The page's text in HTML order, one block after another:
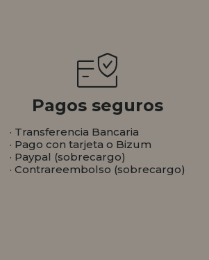
Pagos seguros
· Transferencia Bancaria
· Pago con tarjeta o Bizum
· Paypal (sobrecargo)
· Contrareembolso (sobrecargo)